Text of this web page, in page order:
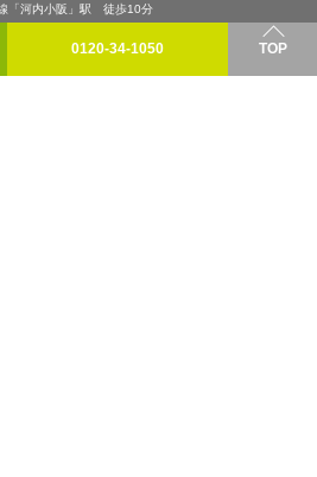
0120-34-1050 TOP
「河内小阪」駅 徒歩10分